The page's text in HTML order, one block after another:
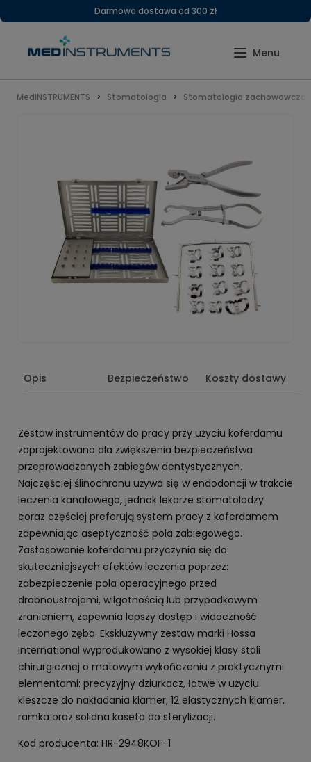
Darmowa dostawa od 300 zł
MedINSTRUMENTS Stomatologia Stomatologia zachowawcza
Opis Bezpieczeństwo Koszty dostawy
Zestaw instrumentów do pracy przy użyciu koferdamu
zaprojektowano dla zwiększenia bezpieczeństwa
przeprowadzanych zabiegów dentystycznych.
Najczęściej ślinochronu używa się w endodoncji w trakcie
leczenia kanałowego, jednak lekarze stomatolodzy
coraz częściej preferują system pracy z koferdamem
zapewniając aseptyczność pola zabiegowego.
Zastosowanie koferdamu przyczynia się do
skuteczniejszych efektów leczenia poprzez:
zabezpieczenie pola operacyjnego przed
drobnoustrojami, wilgotnością lub przypadkowym
zranieniem, zapewnia lepszy dostęp i widoczność
leczonego zęba. Ekskluzywny zestaw marki Hossa
International wyprodukowano z wysokiej klasy stali
chirurgicznej o matowym wykończeniu z praktycznymi
elementami: precyzyjny dziurkacz, łatwe w użyciu
kleszcze do nakładania klamer, 12 elastycznych klamer,
ramka oraz solidna kaseta do sterylizacji.
Kod producenta: HR-2948KOF-1